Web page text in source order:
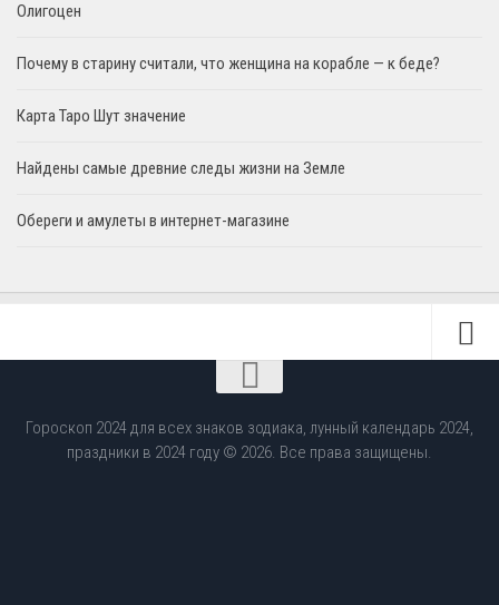
Олигоцен
Почему в старину считали, что женщина на корабле — к беде?
Карта Таро Шут значение
Найдены самые древние следы жизни на Земле
Обереги и амулеты в интернет-магазине
Гороскоп 2024 для всех знаков зодиака, лунный календарь 2024,
праздники в 2024 году © 2026. Все права защищены.